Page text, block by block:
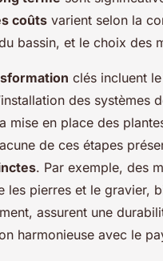
coûts varient selon la
bassin, et le choix des
clés incluent le
des systèmes
mise en place des
de ces étapes
. Par exemple, des
les pierres et le gravier,
assurent une
harmonieuse avec le